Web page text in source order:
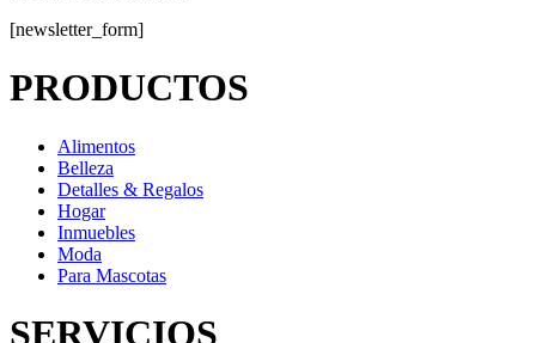
[newsletter_form]
PRODUCTOS
Alimentos
Belleza
Detalles & Regalos
Hogar
Inmuebles
Moda
Para Mascotas
SERVICIOS